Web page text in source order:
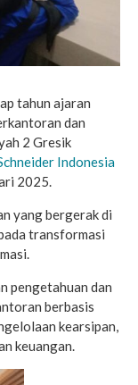
tahun ajaran
dan
2 Gresik
Indonesia
2025.
yang bergerak di
transformasi
pengetahuan dan
berbasis
kearsipan,
keuangan.